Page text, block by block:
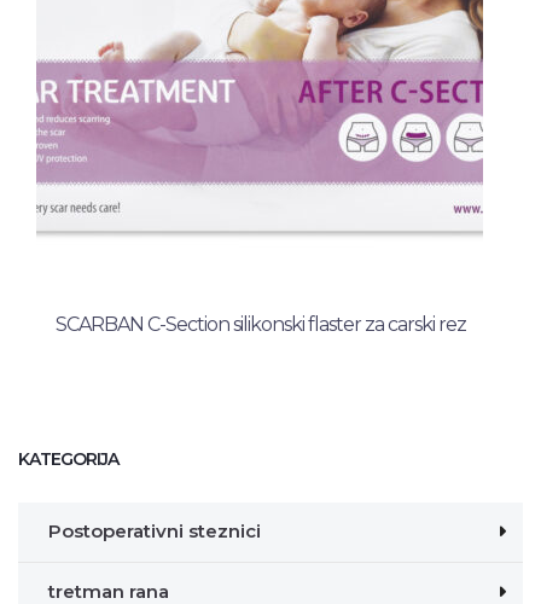
SCARBAN C-Section silikonski flaster za carski rez
KATEGORIJA
Postoperativni steznici
tretman rana